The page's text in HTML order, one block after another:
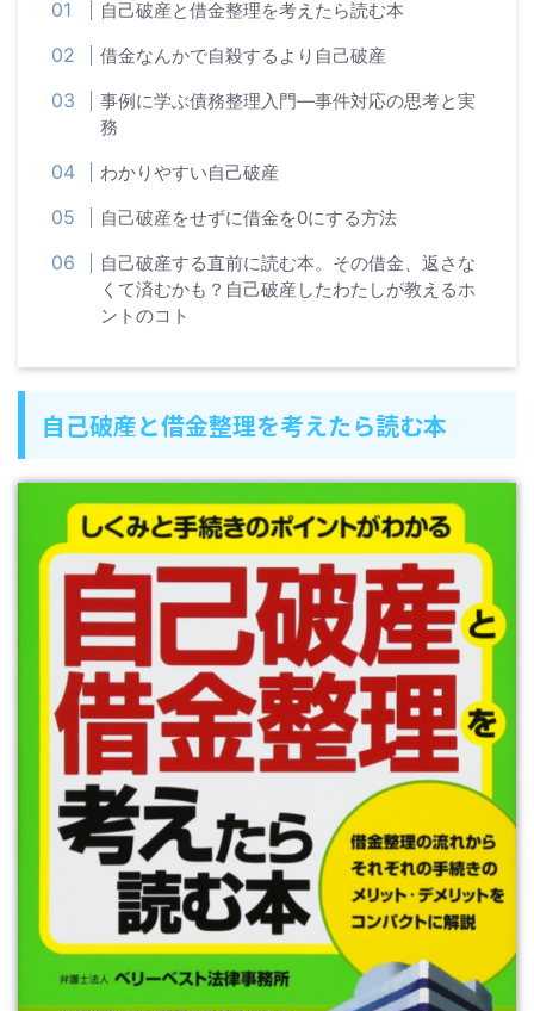
自己破産と借金整理を考えたら読む本
借金なんかで自殺するより自己破産
事例に学ぶ債務整理入門―事件対応の思考と実
務
わかりやすい自己破産
自己破産をせずに借金を0にする方法
自己破産する直前に読む本。その借金、返さな
くて済むかも？自己破産したわたしが教えるホ
ントのコト
自己破産と借金整理を考えたら読む本